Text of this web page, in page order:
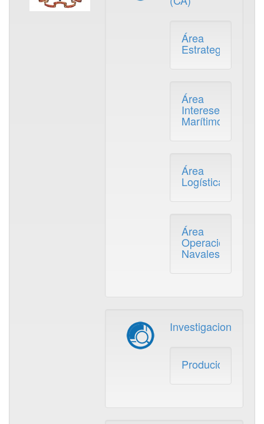
Área
Estrategia
Área
Intereses
Marítimos
Área
Logística
Área
Operaciones
Navales
Investigaciones
Producidos